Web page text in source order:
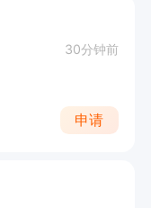
30分钟前
申请